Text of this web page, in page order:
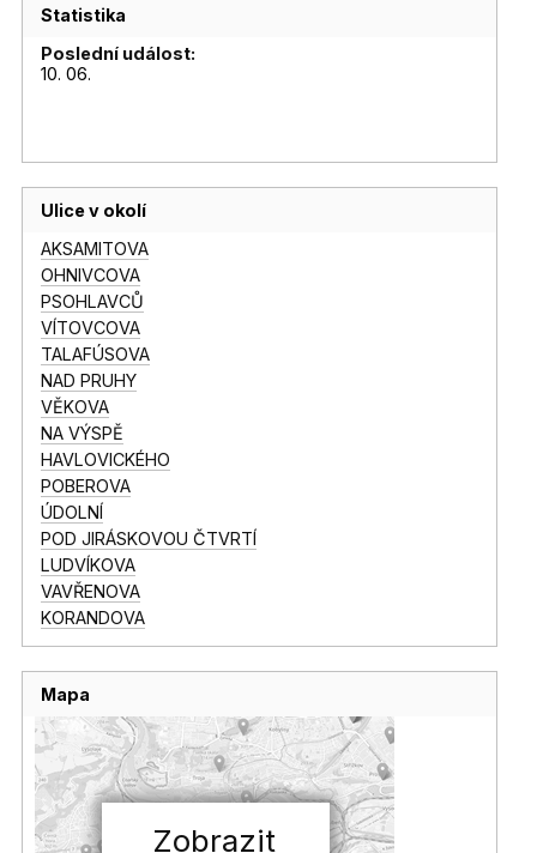
Statistika
Poslední událost:
10. 06.
Ulice v okolí
AKSAMITOVA
OHNIVCOVA
PSOHLAVCŮ
VÍTOVCOVA
TALAFÚSOVA
NAD PRUHY
VĚKOVA
NA VÝSPĚ
HAVLOVICKÉHO
POBEROVA
ÚDOLNÍ
POD JIRÁSKOVOU ČTVRTÍ
LUDVÍKOVA
VAVŘENOVA
KORANDOVA
Mapa
Zobrazit